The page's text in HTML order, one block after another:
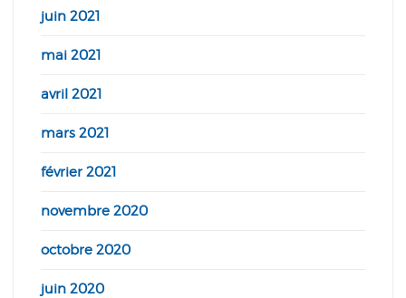
juin 2021
mai 2021
avril 2021
mars 2021
février 2021
novembre 2020
octobre 2020
juin 2020